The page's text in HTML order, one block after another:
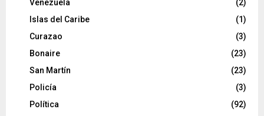
Venezuela
(2)
Islas del Caribe
(1)
Curazao
(3)
Bonaire
(23)
San Martín
(23)
Policía
(3)
Política
(92)